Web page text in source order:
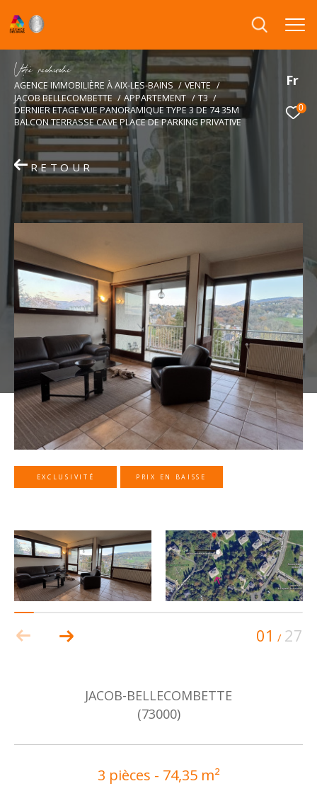
Fr
0
Vore recece
AGENCE IMMOBILIÈRE À AIX-LES-BAINS
VENTE
JACOB BELLECOMBETTE
APPARTEMENT
T3
DERNIER ETAGE VUE PANORAMIQUE TYPE 3 DE 74 35M
BALCON TERRASSE CAVE PLACE DE PARKING PRIVATIVE
RETOUR
EXCLUSIVITÉ PRIX EN BAISSE
01 / 27
JACOB-BELLECOMBETTE
(73000)
3 pièces - 74,35 m²